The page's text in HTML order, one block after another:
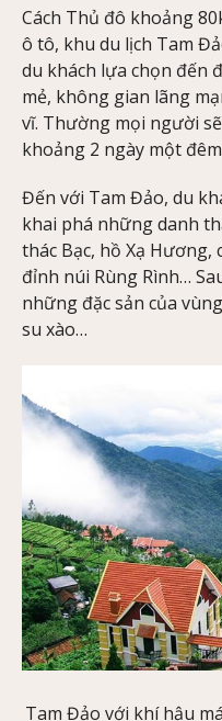
Cách Thủ đô khoảng
ô tô, khu du lịch Tam
du khách lựa chọn đến
mẻ, không gian lãng
vĩ. Thường mọi người
khoảng 2 ngày một
Đến với Tam Đảo, du
khai phá những danh
thác Bạc, hồ Xạ
đỉnh núi Rùng Rình…
những đặc sản của
su xào…
Tam Đảo với khí hậu